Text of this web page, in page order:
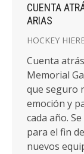
CUENTA
ARIAS
HOCKEY
Cuenta
Memorial
que seguro
emoción y
cada año.
para el fin
nuevos